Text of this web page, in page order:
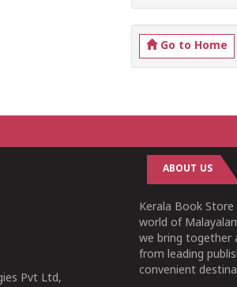
Go to Home
Pvt Ltd,
ABOUT US
Kerala Book
world of
we bring together
from leading
convenient